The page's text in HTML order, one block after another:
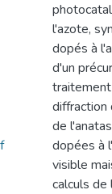
l'azote,
dopés à
d'un
diffraction
de
dopées à
visible
calculs de